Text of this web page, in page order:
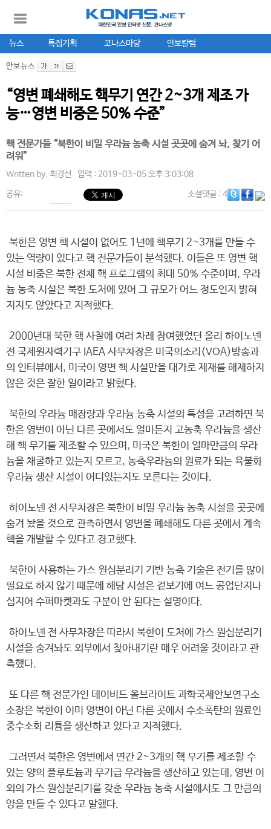
뉴스 특집기획 코나스마당 안보칼럼
안보뉴스
“영변 폐쇄해도 핵무기 연간 2~3개 제조 가
능…영변 비중은 50% 수준”
핵 전문가들 “북한이 비밀 우라늄 농축 시설 곳곳에 숨겨 놔, 찾기 어
려워”
Written by. 최경선 입력 : 2019-03-05 오후 3:03:08
공유: 소셜댓글: 4
북한은 영변 핵 시설이 없어도 1년에 핵무기 2~3개를 만들 수
있는 역량이 있다고 핵 전문가들이 분석했다. 이들은 또 영변 핵
시설 비중은 북한 전체 핵 프로그램의 최대 50% 수준이며, 우라
늄 농축 시설은 북한 도처에 있어 그 규모가 어느 정도인지 밝혀
지지도 않았다고 지적했다.
2000년대 북한 핵 사찰에 여러 차례 참여했었던 올리 하이노넨
전 국제원자력기구 IAEA 사무차장은 미국의소리(VOA)방송과
의 인터뷰에서, 미국이 영변 핵 시설만을 대가로 제재를 해제하지
않은 것은 잘한 일이라고 밝혔다.
북한의 우라늄 매장량과 우라늄 농축 시설의 특성을 고려하면 북
한은 영변이 아닌 다른 곳에서도 얼마든지 고농축 우라늄을 생산
해 핵 무기를 제조할 수 있으며, 미국은 북한이 얼마만큼의 우라
늄을 채굴하고 있는지 모르고, 농축우라늄의 원료가 되는 육불화
우라늄 생산 시설이 어디있는지도 모른다는 것이다.
하이노넨 전 사무차장은 북한이 비밀 우라늄 농축 시설을 곳곳에
숨겨 놨을 것으로 관측하면서 영변을 폐쇄해도 다른 곳에서 계속
핵을 개발할 수 있다고 경고했다.
북한이 사용하는 가스 원심분리기 기반 농축 기술은 전기를 많이
필요로 하지 않기 때문에 해당 시설은 겉보기에 여느 공업단지나
심지어 수퍼마켓과도 구분이 안 된다는 설명이다.
하이노넨 전 사무차장은 따라서 북한이 도처에 가스 원심분리기
시설을 숨겨놔도 외부에서 찾아내기란 매우 어려울 것이라고 관
측했다.
또 다른 핵 전문가인 데이비드 올브라이트 과학국제안보연구소
소장은 북한이 이미 영변이 아닌 다른 곳에서 수소폭탄의 원료인
중수소화 리튬을 생산하고 있다고 지적했다.
그러면서 북한은 영변에서 연간 2~3개의 핵 무기를 제조할 수
있는 양의 플루토늄과 무기급 우라늄을 생산하고 있는데, 영변 이
외의 가스 원심분리기를 갖춘 우라늄 농축 시설에서도 그 만큼의
양을 만들 수 있다고 말했다.